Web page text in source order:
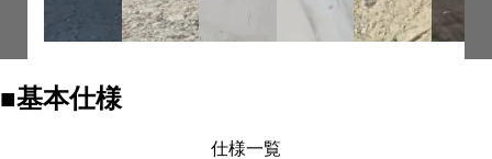
■基本仕様
仕様一覧